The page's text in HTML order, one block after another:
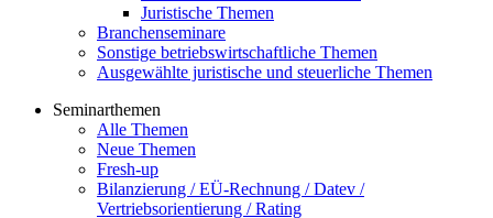
Juristische Themen
Branchenseminare
Sonstige betriebswirtschaftliche Themen
Ausgewählte juristische und steuerliche Themen
Seminarthemen
Alle Themen
Neue Themen
Fresh-up
Bilanzierung / EÜ-Rechnung / Datev /
Vertriebsorientierung / Rating